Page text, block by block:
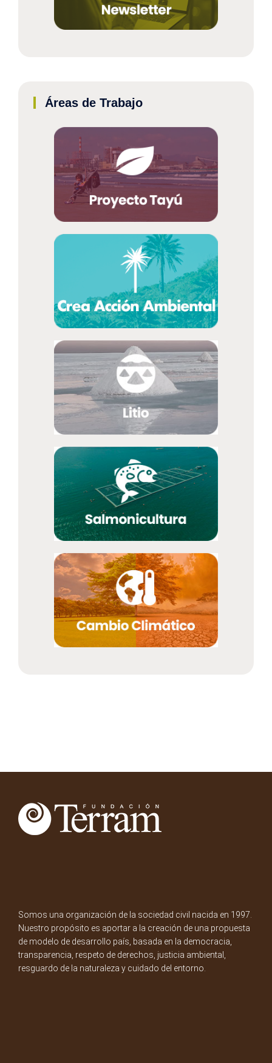
Áreas de Trabajo
Somos una organización de la sociedad civil nacida en 1997.
Nuestro propósito es aportar a la creación de una propuesta
de modelo de desarrollo país, basada en la democracia,
transparencia, respeto de derechos, justicia ambiental,
resguardo de la naturaleza y cuidado del entorno.